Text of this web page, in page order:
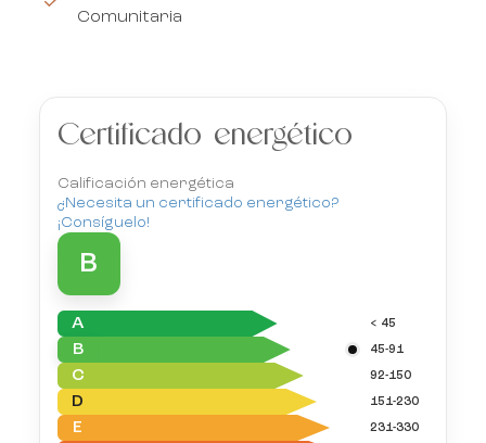
Comunitaria
Certificado energético
Calificación energética
¿Necesita un certificado energético?
¡Consíguelo!
B
A < 45
B 45-91
C 92-150
D 151-230
E 231-330